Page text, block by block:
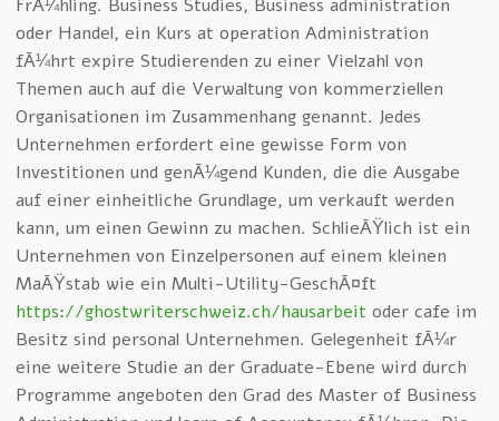
FrÃ¼hling. Business Studies, Business administration
oder Handel, ein Kurs at operation Administration
fÃ¼hrt expire Studierenden zu einer Vielzahl von
Themen auch auf die Verwaltung von kommerziellen
Organisationen im Zusammenhang genannt. Jedes
Unternehmen erfordert eine gewisse Form von
Investitionen und genÃ¼gend Kunden, die die Ausgabe
auf einer einheitliche Grundlage, um verkauft werden
kann, um einen Gewinn zu machen. SchlieÃŸlich ist ein
Unternehmen von Einzelpersonen auf einem kleinen
MaÃŸstab wie ein Multi-Utility-GeschÃ¤ft
https://ghostwriterschweiz.ch/hausarbeit oder cafe im
Besitz sind personal Unternehmen. Gelegenheit fÃ¼r
eine weitere Studie an der Graduate-Ebene wird durch
Programme angeboten den Grad des Master of Business